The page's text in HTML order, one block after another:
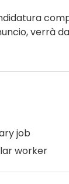
verrà
job
worker